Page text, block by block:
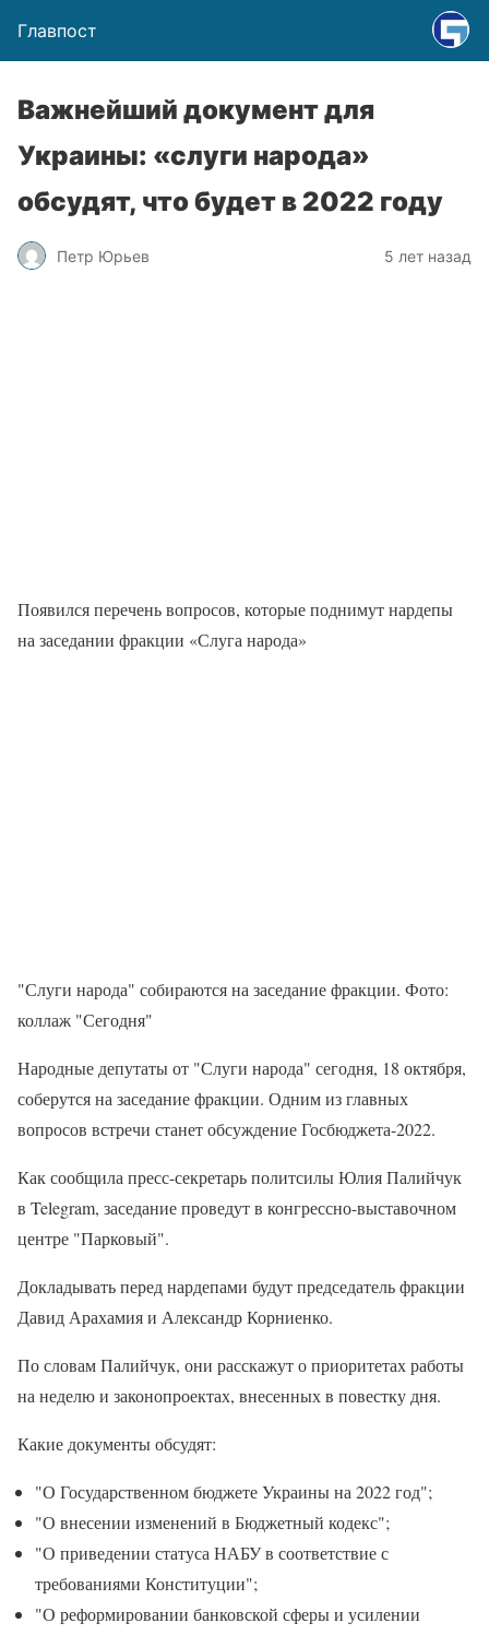
Главпост
Важнейший документ для
Украины: «слуги народа»
обсудят, что будет в 2022 году
Петр Юрьев 5 лет назад
Появился перечень вопросов, которые поднимут нардепы
на заседании фракции «Слуга народа»
"Слуги народа" собираются на заседание фракции. Фото:
коллаж "Сегодня"
Народные депутаты от "Слуги народа" сегодня, 18 октября,
соберутся на заседание фракции. Одним из главных
вопросов встречи станет обсуждение Госбюджета-2022.
Как сообщила пресс-секретарь политсилы Юлия Палийчук
в Telegram, заседание проведут в конгрессно-выставочном
центре "Парковый".
Докладывать перед нардепами будут председатель фракции
Давид Арахамия и Александр Корниенко.
По словам Палийчук, они расскажут о приоритетах работы
на неделю и законопроектах, внесенных в повестку дня.
Какие документы обсудят:
"О Государственном бюджете Украины на 2022 год";
"О внесении изменений в Бюджетный кодекс";
"О приведении статуса НАБУ в соответствие с
требованиями Конституции";
"О реформировании банковской сферы и усилении